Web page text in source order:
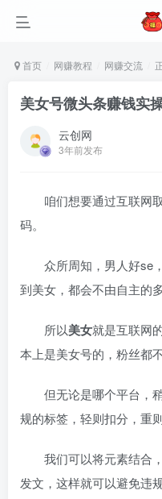
首页 网赚教程 网赚交流
美女号微头条赚钱实
云创网
3年前发布
咱们想要通过互联网
码。
众所周知，男人好se
到美女，都会不由自主的多
所以美女就是互联网
本上是美女号的，粉丝都不
但无论是哪个平台，
规的标签，轻则扣分，重
我们可以将元素结合
发文，这样就可以避免违